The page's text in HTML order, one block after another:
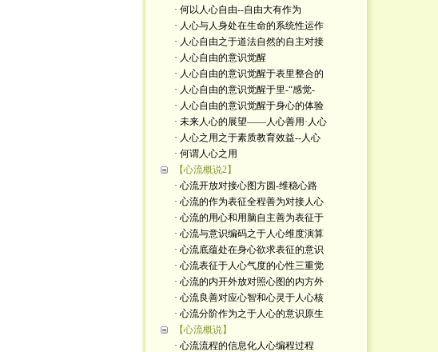
· 何以人心自由--自由大有作为
· 人心与人身处在生命的系统性运作
· 人心自由之于道法自然的自主对接
· 人心自由的意识觉醒
· 人心自由的意识觉醒于表里整合的
· 人心自由的意识觉醒于里-“感觉-
· 人心自由的意识觉醒于身心的体验
· 未来人心的展望——人心善用·人心
· 人心之用之于素质教育效益--人心
· 何谓人心之用
【心流概说2】
· 心流开放对接心图方圆-维稳心路
· 心流的作为表征全程善为对接人心
· 心流的用心和用脑自主善为表征于
· 心流与意识编码之于人心维度演算
· 心流底蕴处在身心欲求表征的意识
· 心流表征于人心气度的心性三重觉
· 心流的内开外放对照心图的内方外
· 心流良善对应心智和心灵于人心核
· 心流分阶作为之于人心的意识原生
【心流概说】
· 心流流程的信息化人心编程过程